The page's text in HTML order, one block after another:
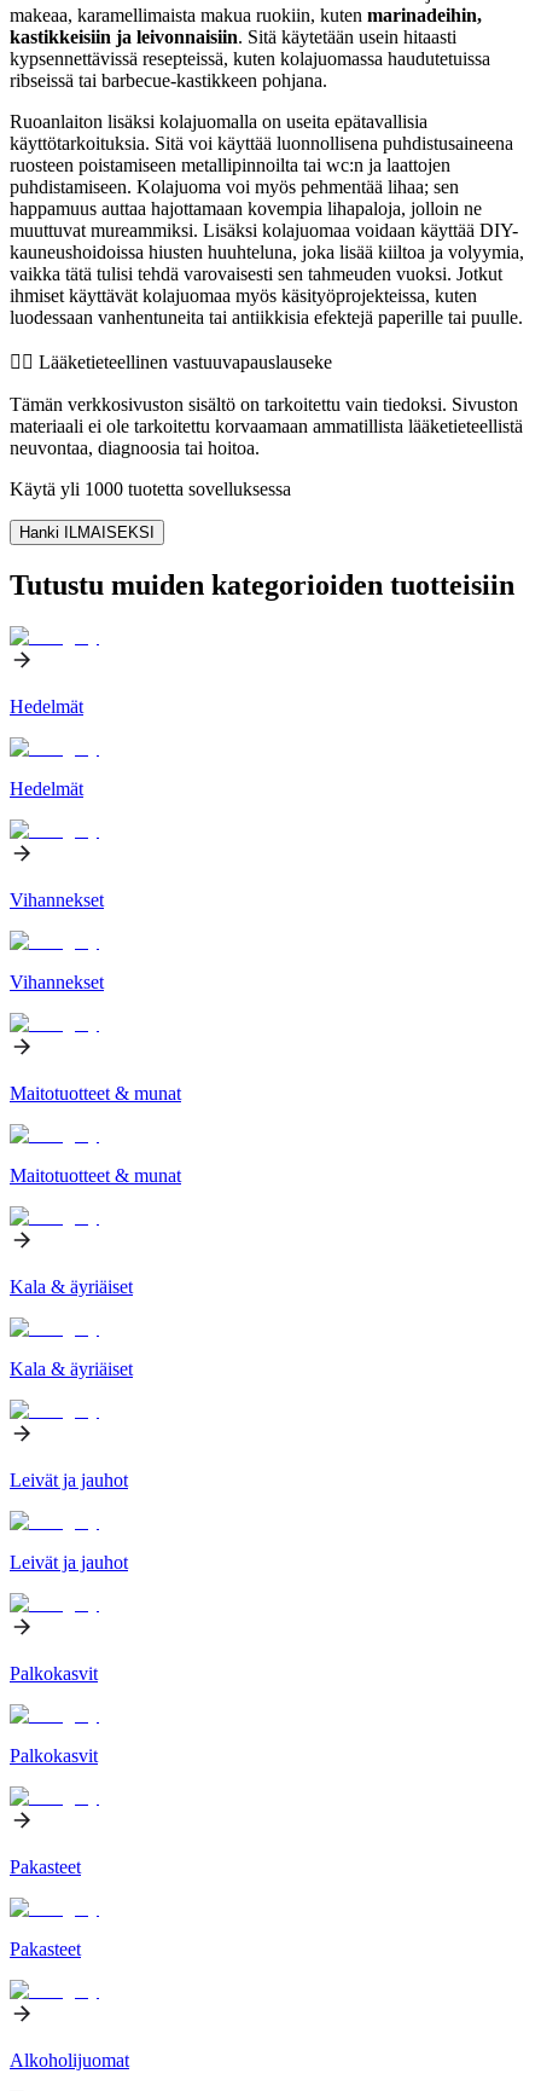
makeaa, karamellimaista makua ruokiin, kuten marinadeihin,
kastikkeisiin ja leivonnaisiin. Sitä käytetään usein hitaasti
kypsennettävissä resepteissä, kuten kolajuomassa haudutetuissa
ribseissä tai barbecue-kastikkeen pohjana.
Ruoanlaiton lisäksi kolajuomalla on useita epätavallisia
käyttötarkoituksia. Sitä voi käyttää luonnollisena puhdistusaineena
ruosteen poistamiseen metallipinnoilta tai wc:n ja laattojen
puhdistamiseen. Kolajuoma voi myös pehmentää lihaa; sen
happamuus auttaa hajottamaan kovempia lihapaloja, jolloin ne
muuttuvat mureammiksi. Lisäksi kolajuomaa voidaan käyttää DIY-
kauneushoidoissa hiusten huuhteluna, joka lisää kiiltoa ja volyymia,
vaikka tätä tulisi tehdä varovaisesti sen tahmeuden vuoksi. Jotkut
ihmiset käyttävät kolajuomaa myös käsityöprojekteissa, kuten
luodessaan vanhentuneita tai antiikkisia efektejä paperille tai puulle.
👨‍⚕️️ Lääketieteellinen vastuuvapauslauseke
Tämän verkkosivuston sisältö on tarkoitettu vain tiedoksi. Sivuston
materiaali ei ole tarkoitettu korvaamaan ammatillista lääketieteellistä
neuvontaa, diagnoosia tai hoitoa.
Käytä yli 1000 tuotetta sovelluksessa
Hanki ILMAISEKSI
Tutustu muiden kategorioiden tuotteisiin
Hedelmät
Hedelmät
Vihannekset
Vihannekset
Maitotuotteet & munat
Maitotuotteet & munat
Kala & äyriäiset
Kala & äyriäiset
Leivät ja jauhot
Leivät ja jauhot
Palkokasvit
Palkokasvit
Pakasteet
Pakasteet
Alkoholijuomat